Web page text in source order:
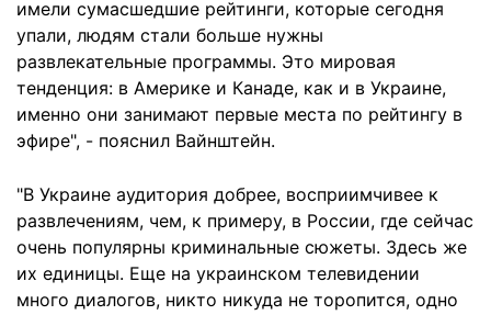
имели сумасшедшие рейтинги, которые сегодня
упали, людям стали больше нужны
развлекательные программы. Это мировая
тенденция: в Америке и Канаде, как и в Украине,
именно они занимают первые места по рейтингу в
эфире", - пояснил Вайнштейн.
"В Украине аудитория добрее, восприимчивее к
развлечениям, чем, к примеру, в России, где сейчас
очень популярны криминальные сюжеты. Здесь же
их единицы. Еще на украинском телевидении
много диалогов, никто никуда не торопится, одно